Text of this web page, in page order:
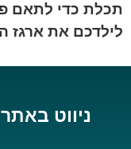
תכלת כדי לתאם
לילדכם את ארגז
ניווט באתר